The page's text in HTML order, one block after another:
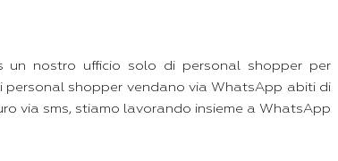
un nostro ufficio solo di personal shopper per
personal shopper vendano via WhatsApp abiti di
via sms, stiamo lavorando insieme a WhatsApp